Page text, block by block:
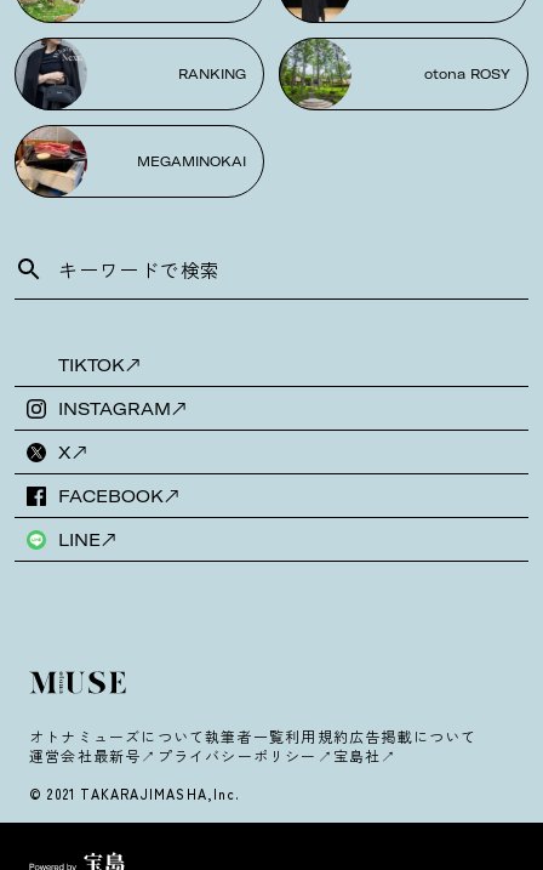
RANKING otona ROSY
MEGAMINOKAI
TIKTOK
INSTAGRAM
X
FACEBOOK
LINE
オトナミューズについて執筆者一覧利用規約広告掲載について
運営会社最新号 プライバシーポリシー 宝島社
© 2021 TAKARAJIMASHA,Inc.